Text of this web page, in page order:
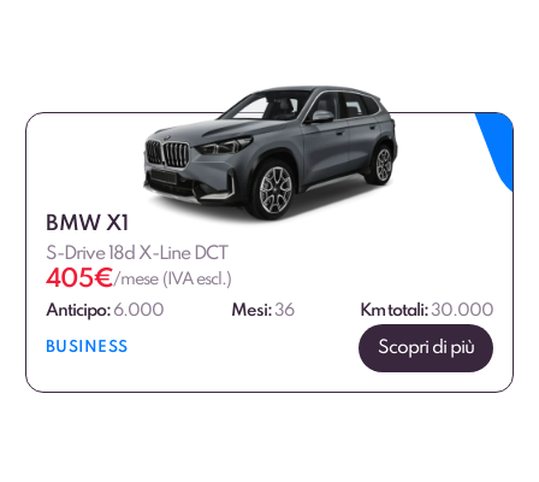
BMW X1
S-Drive 18d X-Line DCT
405€/mese (IVA escl.)
Anticipo:6.000 Mesi:36 Km totali:30.000
BUSINESS Scopri di più